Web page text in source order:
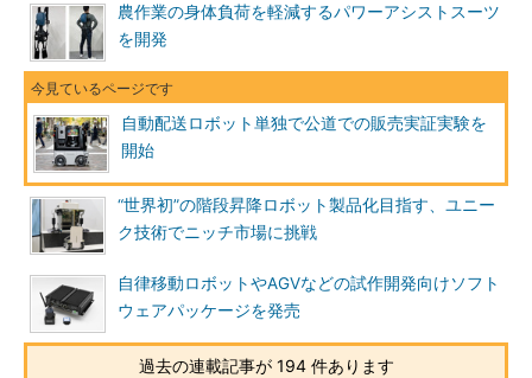
農作業の身体負荷を軽減するパワーアシストスーツ
を開発
自動配送ロボット単独で公道での販売実証実験を
開始
“世界初”の階段昇降ロボット製品化目指す、ユニー
ク技術でニッチ市場に挑戦
自律移動ロボットやAGVなどの試作開発向けソフト
ウェアパッケージを発売
過去の連載記事が 194 件あります